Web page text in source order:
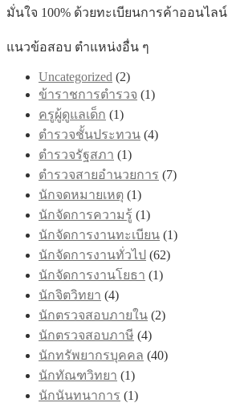
มั่นใจ 100% ด้วยทะเบียนการค้าออนไลน์
แนวข้อสอบ ตำแหน่งอื่น ๆ
Uncategorized (2)
ข้าราชการตำรวจ (1)
ครูผู้ดูแลเด็ก (1)
ตำรวจชั้นประทวน (4)
ตำรวจรัฐสภา (1)
ตำรวจสายอำนวยการ (7)
นักจดหมายเหตุ (1)
นักจัดการความรู้ (1)
นักจัดการงานทะเบียน (1)
นักจัดการงานทั่วไป (62)
นักจัดการงานโยธา (1)
นักจิตวิทยา (4)
นักตรวจสอบภายใน (2)
นักตรวจสอบภาษี (4)
นักทรัพยากรบุคคล (40)
นักทัณฑวิทยา (1)
นักนันทนาการ (1)